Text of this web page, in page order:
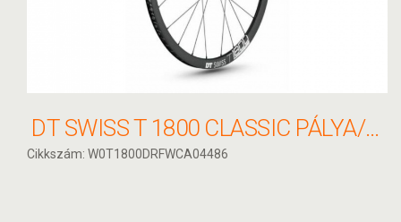
DT SWISS T 1800 CLASSIC PÁLYA/FIXI 120MM KERÉK HÁTSÓ
Cikkszám: W0T1800DRFWCA04486